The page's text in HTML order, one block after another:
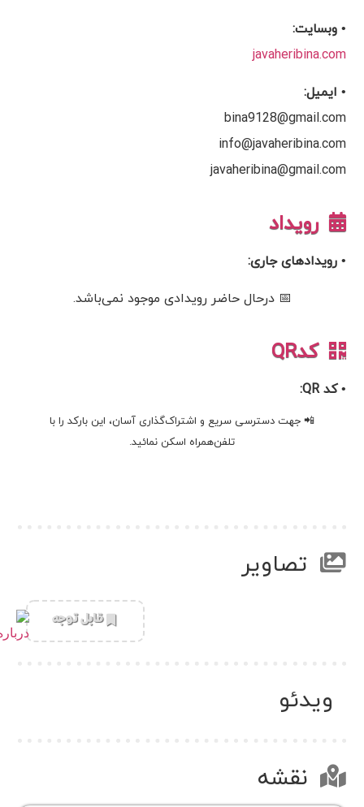
• وبسایت:
javaheribina.com
• ایمیل:
bina9128@gmail.com
info@javaheribina.com
javaheribina@gmail.com
رویداد
• رویدادهای جاری:
📅 درحال حاضر رویدادی موجود نمی‌باشد.
کدQR
• کد QR:
📲 جهت دسترسی سریع و اشتراک‌گذاری آسان، این بارکد را با
تلفن‌همراه اسکن نمائید.
تصاویر
‌قابل توجه
ویدئو
نقشه